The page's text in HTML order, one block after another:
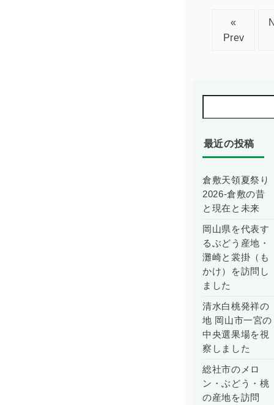
«
Prev
最近の投稿
倉敷天領夏祭り
2026-倉敷の昔
と現在と未来
岡山県を代表す
るぶどう産地・
灘崎と裳掛（も
かけ）を訪問し
ました
清水白桃発祥の
地 岡山市一宮の
中央選果場を視
察しました
総社市のメロ
ン・ぶどう・桃
の産地を訪問